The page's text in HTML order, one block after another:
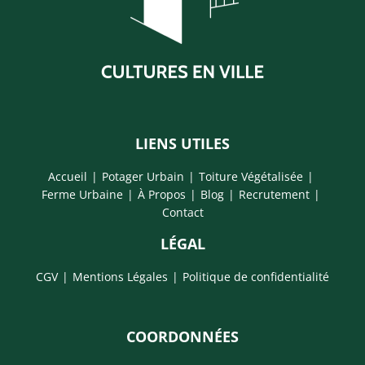
LIENS UTILES
Accueil Potager Urbain
Toiture Végétalisée
Ferme Urbaine
À Propos Blog
Recrutement
Contact
LÉGAL
CGV Mentions Légales Politique de confidentialité
COORDONNÉES